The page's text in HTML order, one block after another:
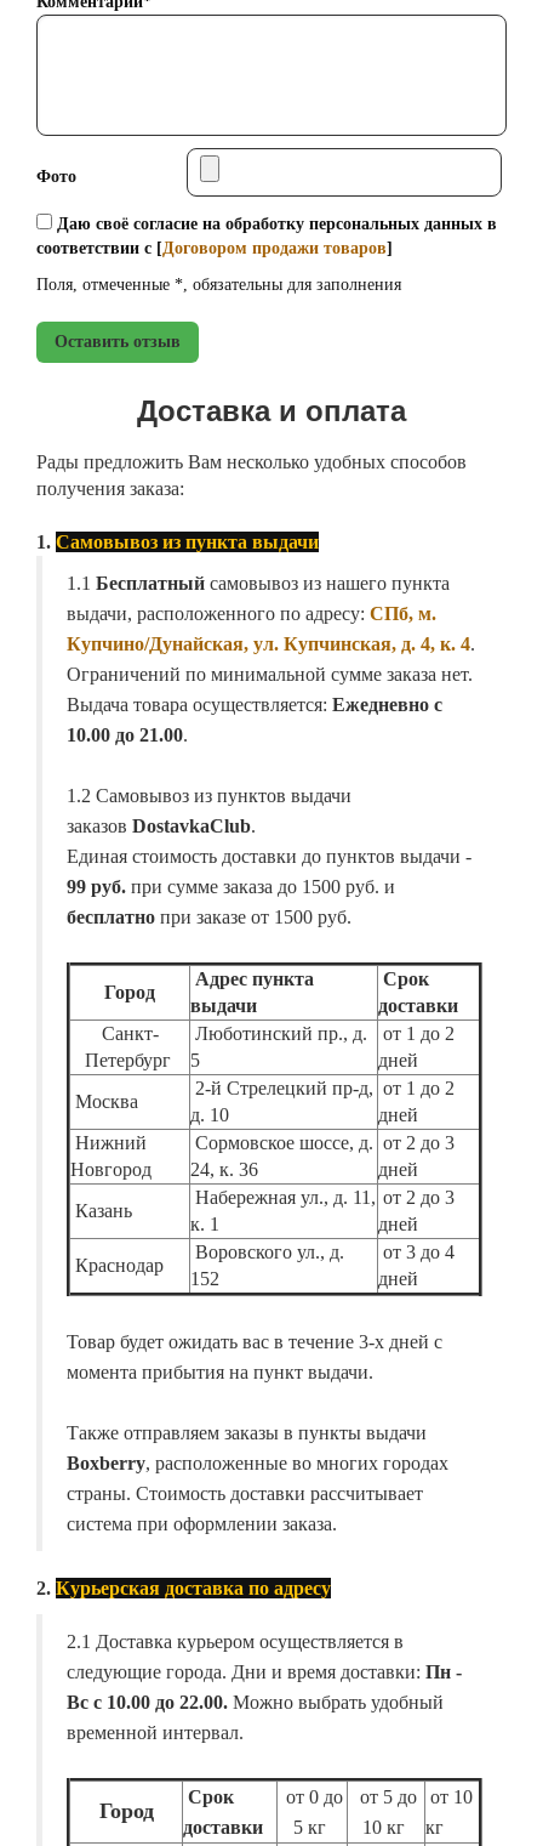
Фото
Даю своё согласие на обработку персональных данных в
соответствии с [Договором продажи товаров]
Поля, отмеченные *, обязательны для заполнения
Оставить отзыв
Доставка и оплата
Рады предложить Вам несколько удобных способов
получения заказа:
1. Самовывоз из пункта выдачи
1.1 Бесплатный самовывоз из нашего пункта
выдачи, расположенного по адресу: СПб, м.
Купчино/Дунайская, ул. Купчинская, д. 4, к. 4.
Ограничений по минимальной сумме заказа нет.
Выдача товара осуществляется: Ежедневно с
10.00 до 21.00.
1.2 Самовывоз из пунктов выдачи
заказов DostavkaClub.
Единая стоимость доставки до пунктов выдачи -
99 руб. при сумме заказа до 1500 руб. и
бесплатно при заказе от 1500 руб.
Город
Адрес пункта
выдачи
Срок
доставки
Санкт-
Петербург
Люботинский пр., д.
5
от 1 до 2
дней
Москва
2-й Стрелецкий пр-д,
д. 10
от 1 до 2
дней
Нижний
Новгород
Сормовское шоссе, д.
24, к. 36
от 2 до 3
дней
Казань
Набережная ул., д. 11,
к. 1
от 2 до 3
дней
Краснодар
Воровского ул., д.
152
от 3 до 4
дней
Товар будет ожидать вас в течение 3-х дней с
момента прибытия на пункт выдачи.
Также отправляем заказы в пункты выдачи
Boxberry, расположенные во многих городах
страны. Стоимость доставки рассчитывает
система при оформлении заказа.
2. Курьерская доставка по адресу
2.1 Доставка курьером осуществляется в
следующие города. Дни и время доставки: Пн -
Вс с 10.00 до 22.00. Можно выбрать удобный
временной интервал.
Город
Срок
доставки
от 0 до
5 кг
от 5 до
10 кг
от 10
кг